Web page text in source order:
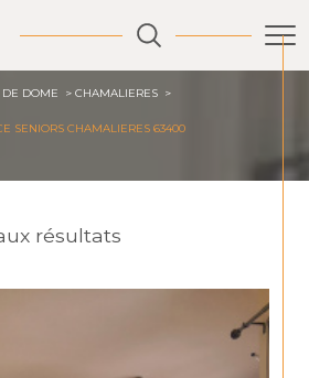
DE DOME
CHAMALIERES
SENIORS CHAMALIERES 63400
résultats